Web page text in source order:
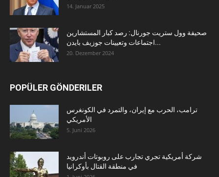
14. Januar 2025
صحيفة وول ستريت جورنال: رصد كبار المستشارين
اجتماعات وتعيينات جوزيف بايدن...
20. Dezember 2024
POPÜLER GÖNDERILER
ترامب، الحرب مع إيران، والتمرد في الكونغرس
الأمريكي
5. Juni 2026
شركة أمريكية تجري تجارب على روبوتات أندرويد
في منطقة القتال بأوكرانيا